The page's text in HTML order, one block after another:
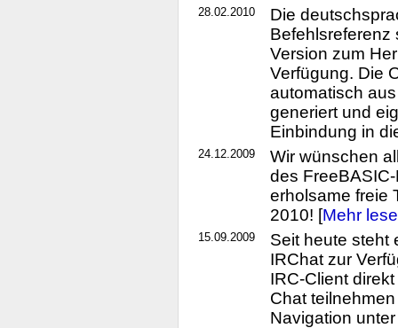
28.02.2010
Die
Befehlsreferenz
Version zum
Verfügung. Die
automatisch
generiert und
Einbindung in
24.12.2009
Wir wünschen
des
erholsame freie
2010! [Mehr
15.09.2009
Seit heute steht
IRChat zur
IRC-Client
Chat
Navigation